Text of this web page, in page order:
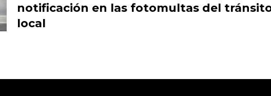
notificación en las fotomultas del
local